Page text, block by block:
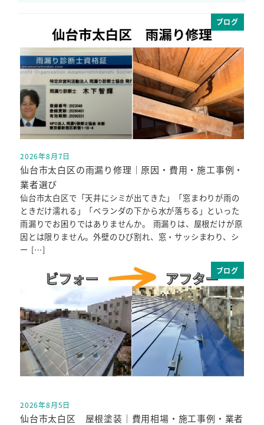
ブログ
投稿日
2026年8月7日
仙台市太白区の雨漏り修理｜原因・費用・施工事例・
業者選び
仙台市太白区で「天井にシミが出てきた」「窓まわりが雨の
ときだけ濡れる」「ベランダの下から水が落ちる」といった
雨漏りでお困りではありませんか。 雨漏りは、屋根だけが原
因とは限りません。外壁のひび割れ、窓・サッシまわり、シ
ー […]
ブログ
投稿日
2026年8月5日
仙台市太白区 屋根塗装｜費用相場・施工事例・業者